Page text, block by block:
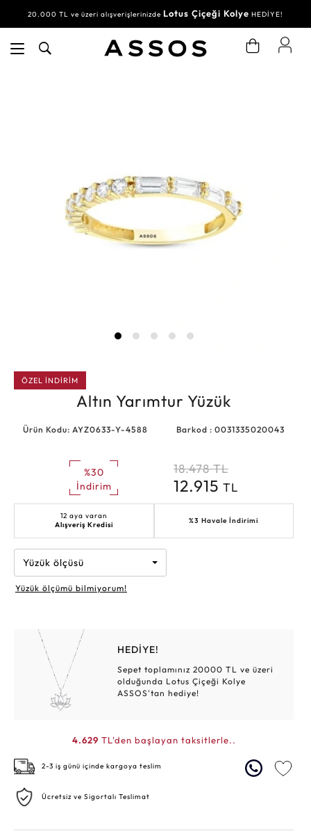
20.000 TL ve üzeri alışverişlerinizde Lotus Çiçeği Kolye HEDİYE!
ÖZEL İNDİRİM
Altın Yarımtur Yüzük
Ürün Kodu: AYZ0633-Y-4588 Barkod : 0031335020043
%30
İndirim
18.478 TL
12.915 TL
12 aya varan
Alışveriş Kredisi
%3 Havale İndirimi
Yüzük ölçüsü
Yüzük ölçümü bilmiyorum!
HEDİYE!
Sepet toplamınız 20000 TL ve üzeri
olduğunda Lotus Çiçeği Kolye
ASSOS'tan hediye!
4.629 TL'den başlayan taksitlerle..
2-3 iş günü içinde kargoya teslim
Ücretsiz ve Sigortalı Teslimat